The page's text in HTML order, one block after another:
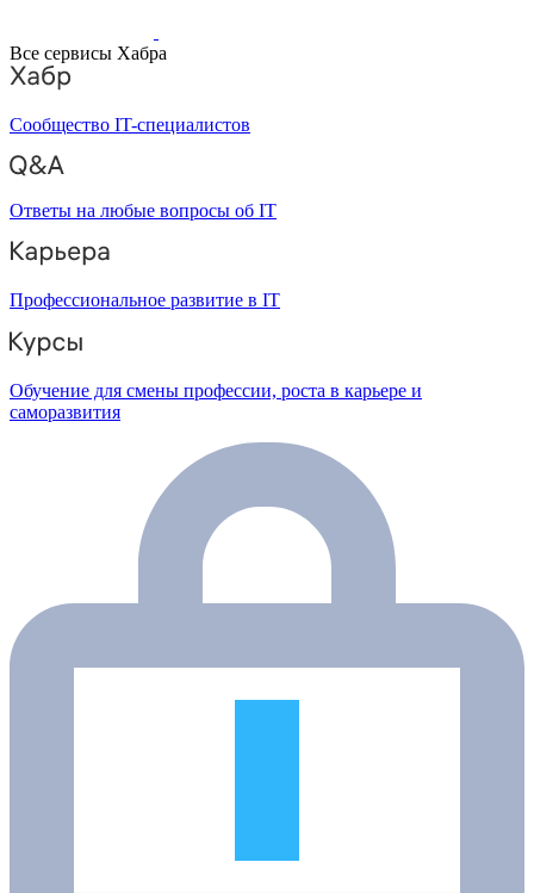
Все сервисы Хабра
Сообщество IT-специалистов
Ответы на любые вопросы об IT
Профессиональное развитие в IT
Обучение для смены профессии, роста в карьере и
саморазвития